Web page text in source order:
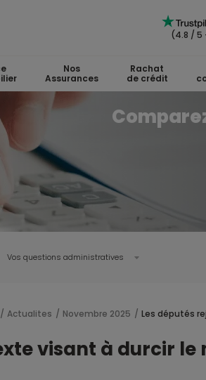
(4.8 / 5
Nos
Assurances
Rachat
de crédit
Vos questions administratives
Actualites Novembre 2025 Les députés
visant à durcir